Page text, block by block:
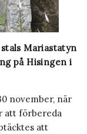
Mariastatyn
på Hisingen i
november, när
att förbereda
att